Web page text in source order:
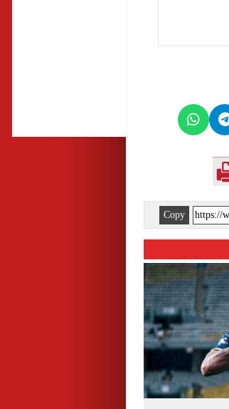
Copy